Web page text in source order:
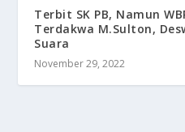
Terbit SK PB, Namun
Terdakwa M.Sulton,
Suara
November 29, 2022